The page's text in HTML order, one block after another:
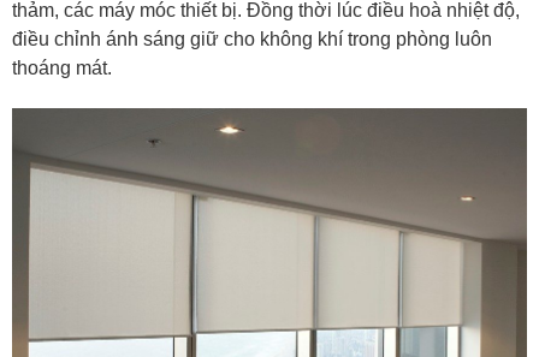
thảm, các máy móc thiết bị. Đồng thời lúc điều hoà nhiệt độ,
điều chỉnh ánh sáng giữ cho không khí trong phòng luôn
thoáng mát.